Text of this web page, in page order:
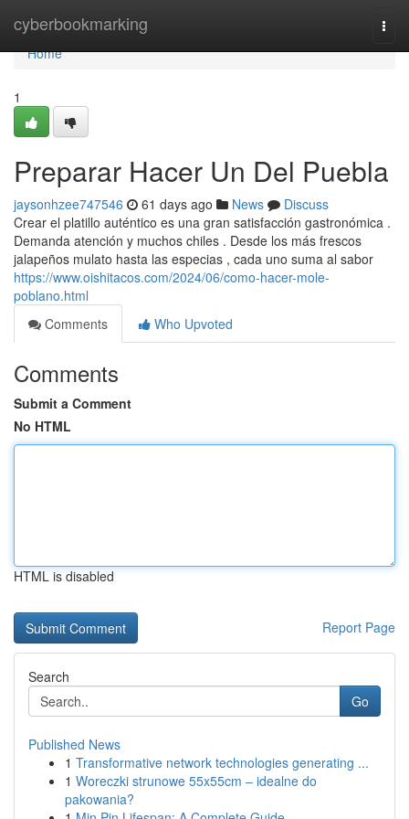
cyberbookmarking
Home
Home
1
Preparar Hacer Un Del Puebla
jaysonhzee747546 61 days ago News
Discuss
Crear el platillo auténtico es una gran satisfacción gastronómica .
Demanda atención y muchos chiles . Desde los más frescos
jalapeños mulato hasta las especias , cada uno suma al sabor
https://www.oishitacos.com/2024/06/como-hacer-mole-
poblano.html
Comments
Who Upvoted
Comments
Submit a Comment
No HTML
HTML is disabled
Report Page
Search
Go
Published News
1 Transformative network technologies generating ...
1 Woreczki strunowe 55x55cm – idealne do
pakowania?